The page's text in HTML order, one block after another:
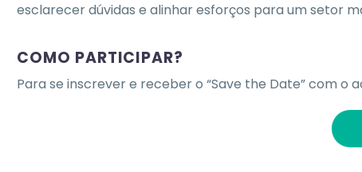
esclarecer dúvidas e alinhar esforços para um setor
COMO PARTICIPAR?
Para se inscrever e receber o “Save the Date” com o